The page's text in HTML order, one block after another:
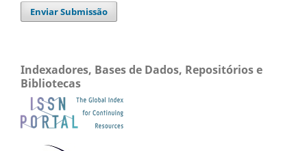
Enviar Submissão
Indexadores, Bases de Dados, Repositórios e
Bibliotecas